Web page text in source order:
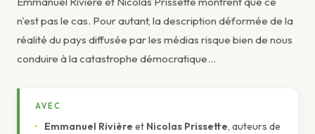
n'est pas le cas. Pour autant, la description déformée de la
réalité du pays diffusée par les médias risque bien de nous
conduire à la catastrophe démocratique…
AVEC
Emmanuel Rivière et Nicolas Prissette, auteurs de